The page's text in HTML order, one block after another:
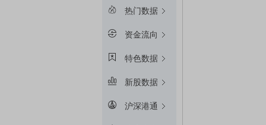
热门数据
资金流向
特色数据
新股数据
沪深港通